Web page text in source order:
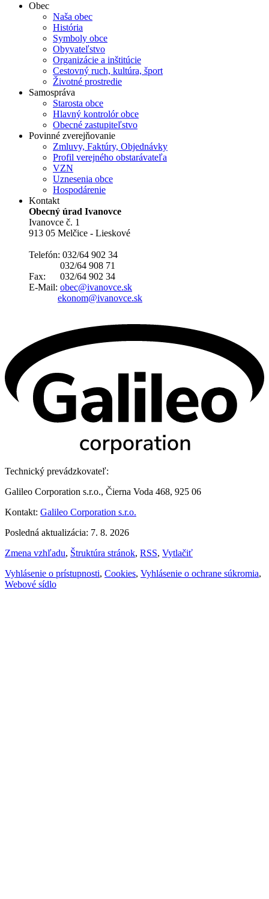
Obec
Naša obec
História
Symboly obce
Obyvateľstvo
Organizácie a inštitúcie
Cestovný ruch, kultúra, šport
Životné prostredie
Samospráva
Starosta obce
Hlavný kontrolór obce
Obecné zastupiteľstvo
Povinné zverejňovanie
Zmluvy, Faktúry, Objednávky
Profil verejného obstarávateľa
VZN
Uznesenia obce
Hospodárenie
Kontakt
Obecný úrad Ivanovce
Ivanovce č. 1
913 05 Melčice - Lieskové
Telefón: 032/64 902 34
032/64 908 71
Fax: 032/64 902 34
E-Mail: obec@ivanovce.sk
ekonom@ivanovce.sk
Technický prevádzkovateľ:
Galileo Corporation s.r.o., Čierna Voda 468, 925 06
Kontakt: Galileo Corporation s.r.o.
Posledná aktualizácia: 7. 8. 2026
Zmena vzhľadu, Štruktúra stránok, RSS, Vytlačiť
Vyhlásenie o prístupnosti, Cookies, Vyhlásenie o ochrane súkromia,
Webové sídlo